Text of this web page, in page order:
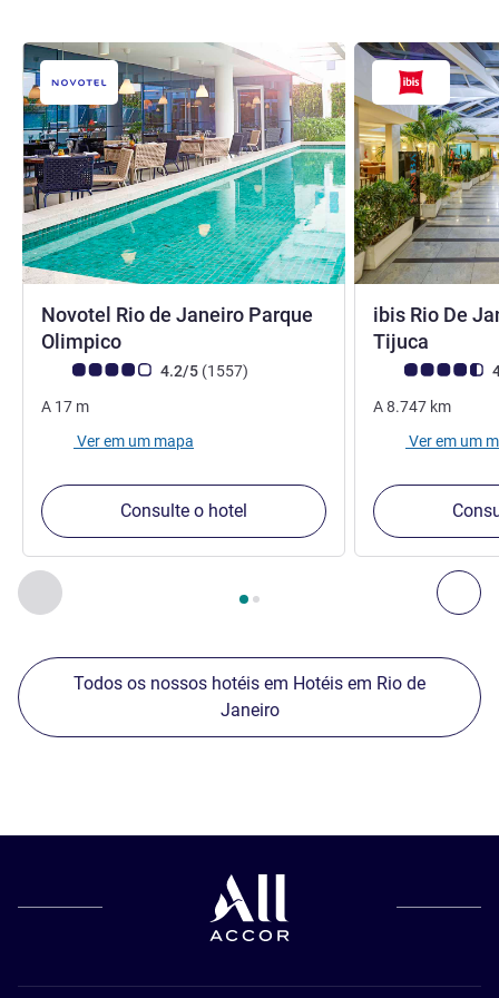
Anterior - Nossos outros estabelecimentos nas
Página , Nossos outros estabelecimentos nas
Novotel Rio de Janeiro Parque
Olimpico
Classificação clientes Avis (Classificação ALL)
4.2/5 (1557comentários
)
A 17 m
Ver em um mapa
Consulte o hotel
ibis Rio De
Tijuca
Classificação
A8.747 km
Ver em um
Todos os nossos hotéis em Hotéis em Rio de
Janeiro